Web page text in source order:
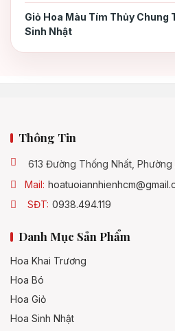
Giỏ Hoa Màu Tím Thủy Chung
Sinh Nhật
Thông Tin
613 Đường Thống Nhất,
Mail:
SĐT: 0938.494.119
Danh Mục Sản Phẩm
Hoa Khai Trương
Hoa Bó
Hoa Giỏ
Hoa Sinh Nhật